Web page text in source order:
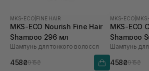
MKS-ECO FINE HAIR
MKS-ECO Nourish Fine Hair
Shampoo 296 мл
Шампунь для тонкого волосся
458₴915₴
MKS-ECO
MKS-ECO
Shampoo
296 мл
458₴915₴